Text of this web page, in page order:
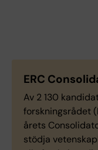
ERC
Av 2 130
forskningsrådet
årets
stödja